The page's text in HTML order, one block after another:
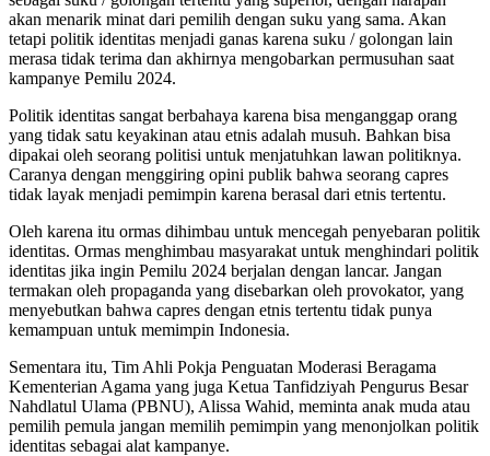
akan menarik minat dari pemilih dengan suku yang sama. Akan
tetapi politik identitas menjadi ganas karena suku / golongan lain
merasa tidak terima dan akhirnya mengobarkan permusuhan saat
kampanye Pemilu 2024.
Politik identitas sangat berbahaya karena bisa menganggap orang
yang tidak satu keyakinan atau etnis adalah musuh. Bahkan bisa
dipakai oleh seorang politisi untuk menjatuhkan lawan politiknya.
Caranya dengan menggiring opini publik bahwa seorang capres
tidak layak menjadi pemimpin karena berasal dari etnis tertentu.
Oleh karena itu ormas dihimbau untuk mencegah penyebaran politik
identitas. Ormas menghimbau masyarakat untuk menghindari politik
identitas jika ingin Pemilu 2024 berjalan dengan lancar. Jangan
termakan oleh propaganda yang disebarkan oleh provokator, yang
menyebutkan bahwa capres dengan etnis tertentu tidak punya
kemampuan untuk memimpin Indonesia.
Sementara itu, Tim Ahli Pokja Penguatan Moderasi Beragama
Kementerian Agama yang juga Ketua Tanfidziyah Pengurus Besar
Nahdlatul Ulama (PBNU), Alissa Wahid, meminta anak muda atau
pemilih pemula jangan memilih pemimpin yang menonjolkan politik
identitas sebagai alat kampanye.